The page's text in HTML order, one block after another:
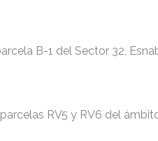
B-1 del Sector 32,
RV5 y RV6 del